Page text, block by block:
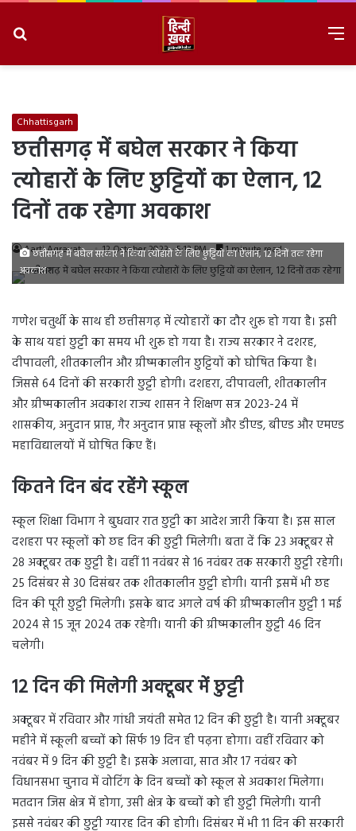
Chhattisgarh
छत्तीसगढ़ में बघेल सरकार ने किया
त्योहारों के लिए छुट्टियों का ऐलान, 12
दिनों तक रहेगा अवकाश
Aarti Agravat 12 October 2023 - 5:13 PM 1 minute read
छत्तीसगढ़ में बघेल सरकार ने किया त्योहारों के लिए छुट्टियों का ऐलान, 12 दिनों तक रहेगा
अवकाश
गणेश चतुर्थी के साथ ही छत्तीसगढ़ में त्योहारों का दौर शुरू हो गया है। इसी
के साथ यहां छुट्टी का समय भी शुरू हो गया है। राज्य सरकार ने दशरह,
दीपावली, शीतकालीन और ग्रीष्मकालीन छुट्टियों को घोषित किया है।
जिससे 64 दिनों की सरकारी छुट्टी होगी। दशहरा, दीपावली, शीतकालीन
और ग्रीष्मकालीन अवकाश राज्य शासन ने शिक्षण सत्र 2023-24 में
शासकीय, अनुदान प्राप्त, गैर अनुदान प्राप्त स्कूलों और डीएड, बीएड और एमएड
महाविद्यालयों में घोषित किए हैं।
कितने दिन बंद रहेंगे स्कूल
स्कूल शिक्षा विभाग ने बुधवार रात छुट्टी का आदेश जारी किया है। इस साल
दशहरा पर स्कूलों को छह दिन की छुट्टी मिलेगी। बता दें कि 23 अक्टूबर से
28 अक्टूबर तक छुट्टी है। वहीं 11 नवंबर से 16 नवंबर तक सरकारी छुट्टी रहेगी।
25 दिसंबर से 30 दिसंबर तक शीतकालीन छुट्टी होगी। यानी इसमें भी छह
दिन की पूरी छुट्टी मिलेगी। इसके बाद अगले वर्ष की ग्रीष्मकालीन छुट्टी 1 मई
2024 से 15 जून 2024 तक रहेगी। यानी की ग्रीष्मकालीन छुट्टी 46 दिन
चलेगी।
12 दिन की मिलेगी अक्टूबर में छुट्टी
अक्टूबर में रविवार और गांधी जयंती समेत 12 दिन की छुट्टी है। यानी अक्टूबर
महीने में स्कूली बच्चों को सिर्फ 19 दिन ही पढ़ना होगा। वहीं रविवार को
नवंबर में 9 दिन की छुट्टी है। इसके अलावा, सात और 17 नवंबर को
विधानसभा चुनाव में वोटिंग के दिन बच्चों को स्कूल से अवकाश मिलेगा।
मतदान जिस क्षेत्र में होगा, उसी क्षेत्र के बच्चों को ही छुट्टी मिलेगी। यानी
इससे नवंबर की छुट्टी ग्यारह दिन की होगी। दिसंबर में भी 11 दिन की सरकारी